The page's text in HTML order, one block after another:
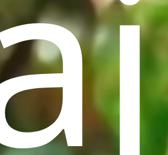
Knaagdieren Vogels
/ Advies